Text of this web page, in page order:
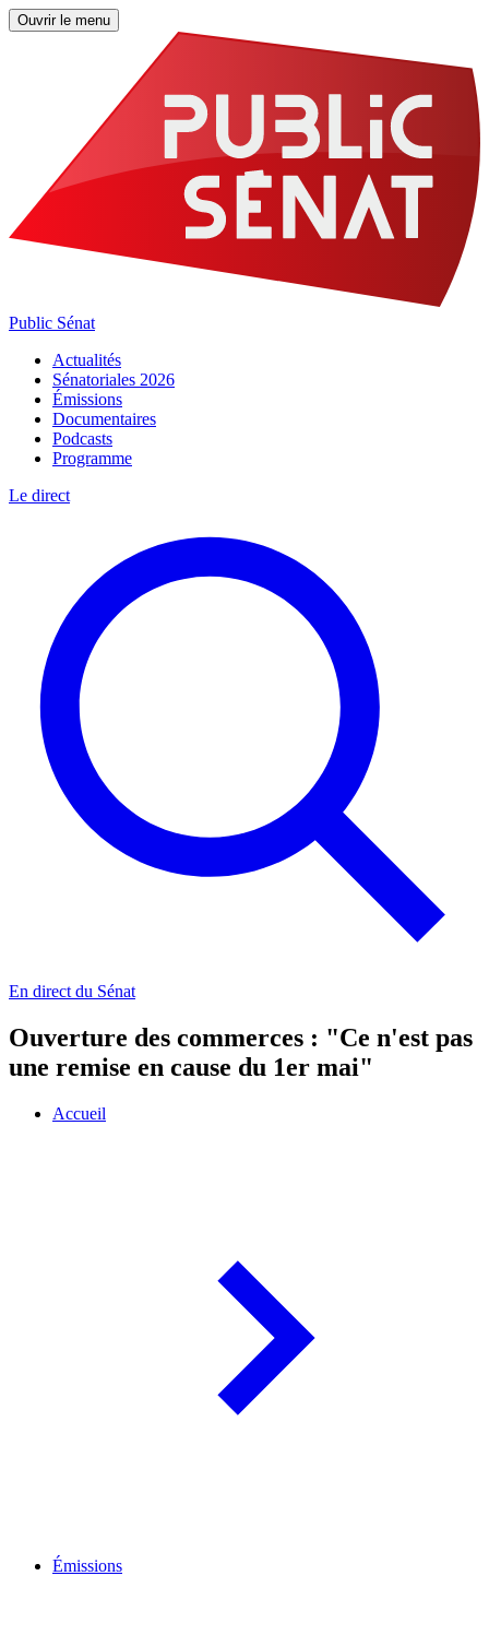
Ouvrir le menu
Public Sénat
Actualités
Sénatoriales 2026
Émissions
Documentaires
Podcasts
Programme
Le direct
En direct du Sénat
Ouverture des commerces : "Ce n'est pas
une remise en cause du 1er mai"
Accueil
Émissions